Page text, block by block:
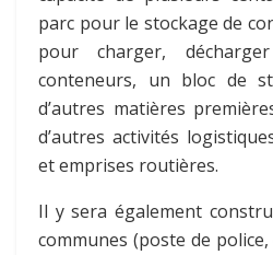
parc pour le stockage de
pour charger,
conteneurs, un bloc de
d’autres matières
d’autres activités
et emprises routières.
Il y sera également
communes (poste de